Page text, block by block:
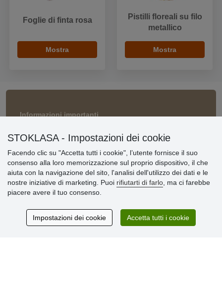
Foglie di finta rosa
Mostra
Pistilli floreali su filo
metallico
Mostra
Informazioni importanti
» Termini & Condizioni
» Informativa sulla Privacy
» Consegna e pagamento
» Garanzia e resi
» Programma fedeltà
Recensioni
dei clienti
STOKLASA - Impostazioni dei cookie
Facendo clic su "Accetta tutti i cookie", l’utente fornisce il suo
consenso alla loro memorizzazione sul proprio dispositivo, il che
aiuta con la navigazione del sito, l'analisi dell'utilizzo dei dati e le
nostre iniziative di marketing. Puoi rifiutarti di farlo , ma ci farebbe
piacere avere il tuo consenso.
Impostazioni dei cookie Accetta tutti i cookie